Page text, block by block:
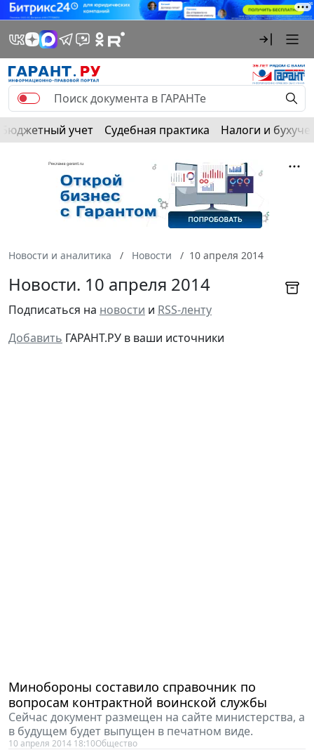
Бюджетный учет Судебная практика Налоги и
Новости и аналитика Новости 10 апреля 2014
Новости. 10 апреля 2014
Подписаться на новости и RSS-ленту
Добавить ГАРАНТ.РУ в ваши источники
Минобороны составило справочник по
вопросам контрактной воинской службы
Сейчас документ размещен на сайте министерства, а
в будущем будет выпущен в печатном виде.
10 апреля 2014 18:10Общество